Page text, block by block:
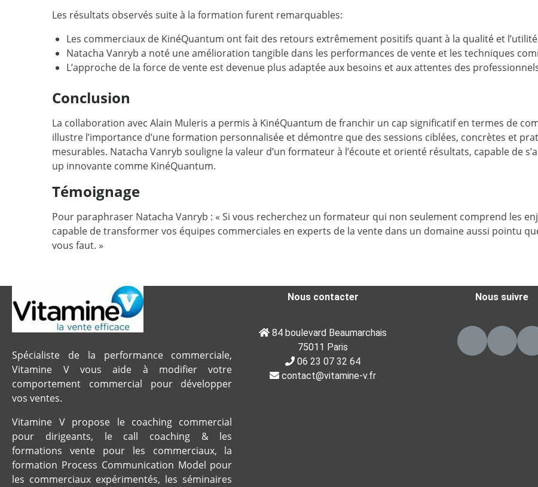
Les résultats observés suite à la formation furent remarquables:
Les commerciaux de KinéQuantum ont fait des retours extrêmement positifs quant à la qualité et
Natacha Vanryb a noté une amélioration tangible dans les performances de vente et les techniques
L’approche de la force de vente est devenue plus adaptée aux besoins et aux attentes des
Conclusion
La collaboration avec Alain Muleris a permis à KinéQuantum de franchir un cap significatif en termes de
illustre l’importance d’une formation personnalisée et démontre que des sessions ciblées, concrètes et
mesurables. Natacha Vanryb souligne la valeur d’un formateur à l’écoute et orienté résultats, capable de
up innovante comme KinéQuantum.
Témoignage
Pour paraphraser Natacha Vanryb : « Si vous recherchez un formateur qui non seulement comprend les
capable de transformer vos équipes commerciales en experts de la vente dans un domaine aussi pointu
vous faut. »
Spécialiste de la performance commerciale,
Vitamine V vous aide à modifier votre
comportement commercial pour développer
vos ventes.
Vitamine V propose le coaching commercial
pour dirigeants, le call coaching & les
formations vente pour les commerciaux, la
formation Process Communication Model pour
les commerciaux expérimentés, les séminaires
Nous contacter
84 boulevard Beaumarchais
75011 Paris
06 23 07 32 64
contact@vitamine-v.fr
Nous suivre